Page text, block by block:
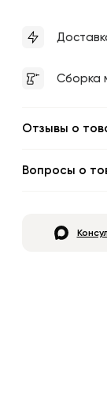
Сборка
Отзывы о
Вопросы о